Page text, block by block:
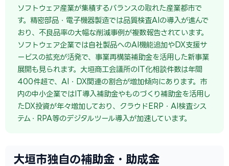
ソフトウェア産業が集積するバランスの取れた産業都市で
す。精密部品・電子機器製造では品質検査AIの導入が進んで
おり、不良品率の大幅な削減事例が複数報告されています。
ソフトウェア企業では自社製品へのAI機能追加やDX支援サ
ービスの拡充が活発で、事業再構築補助金を活用した新事業
展開も見られます。大垣商工会議所のIT化相談件数は年間
400件超で、AI・DX関連の割合が増加傾向にあります。市
内の中小企業ではIT導入補助金やものづくり補助金を活用し
たDX投資が年々増加しており、クラウドERP・AI検査シス
テム・RPA等のデジタルツール導入が加速しています。
大垣市独自の補助金・助成金